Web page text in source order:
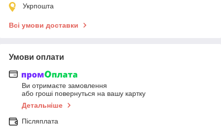
Укрпошта
Всі умови доставки
Умови оплати
Ви отримаєте замовлення
або гроші повернуться на вашу картку
Детальніше
Післяплата